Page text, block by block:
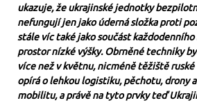
ukazuje, že ukrajinské jednotky
nefungují jen jako úderná složka proti
stále víc také jako součást každodenního
prostor nízké výšky. Obrněné techniky
více než v květnu, nicméně těžiště ruské
opírá o lehkou logistiku, pěchotu, drony
mobilitu, a právě na tyto prvky teď